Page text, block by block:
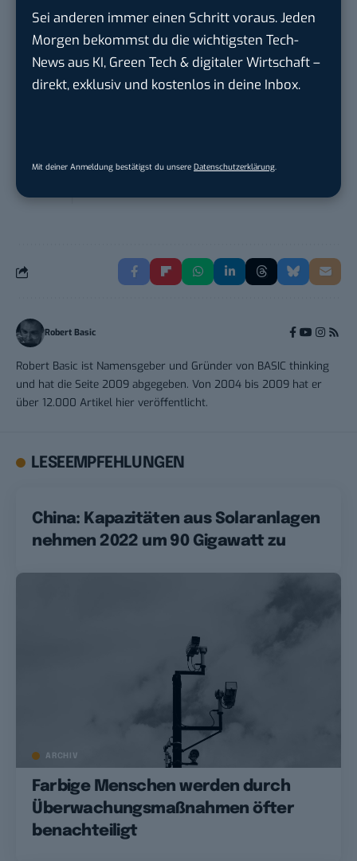
Sei anderen immer einen Schritt voraus. Jeden
Morgen bekommst du die wichtigsten Tech-
News aus KI, Green Tech & digitaler Wirtschaft –
direkt, exklusiv und kostenlos in deine Inbox.
Mit deiner Anmeldung bestätigst du unsere Datenschutzerklärung.
ALFIX GmbHinGroßschirma bei Freiberg
Mitarbeiter (m/w/d) Customer
Engagement / Soc...
Senior ASIC Digital Lead – ATPG & M...
Robert Basic
Robert Basic ist Namensgeber und Gründer von BASIC thinking
und hat die Seite 2009 abgegeben. Von 2004 bis 2009 hat er
über 12.000 Artikel hier veröffentlicht.
LESEEMPFEHLUNGEN
China: Kapazitäten aus Solaranlagen
nehmen 2022 um 90 Gigawatt zu
ARCHIV
Farbige Menschen werden durch
Überwachungsmaßnahmen öfter
benachteiligt